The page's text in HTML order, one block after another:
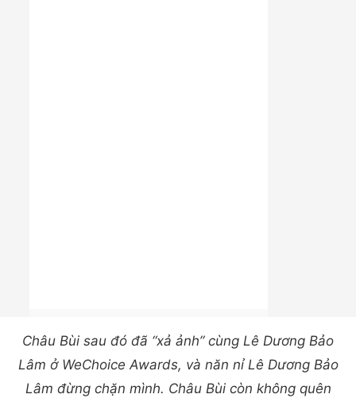
Châu Bùi sau đó đã “xả ảnh” cùng Lê Dương Bảo
Lâm ở WeChoice Awards, và năn nỉ Lê Dương Bảo
Lâm đừng chặn mình. Châu Bùi còn không quên